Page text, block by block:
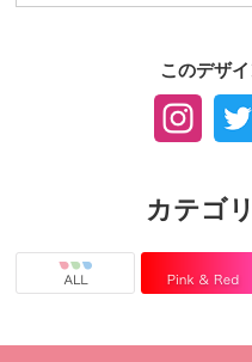
このデザ
カテゴ